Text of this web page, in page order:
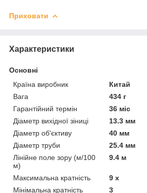
Приховати
Характеристики
Основні
Країна виробник
Китай
Вага
434 г
Гарантійний термін
36 міс
Діаметр вихідної зіниці
13.3 мм
Діаметр об'єктиву
40 мм
Діаметр труби
25.4 мм
Лінійне поле зору (м/100
м)
9.4 м
Максимальна кратність
9 х
Мінімальна кратність
3